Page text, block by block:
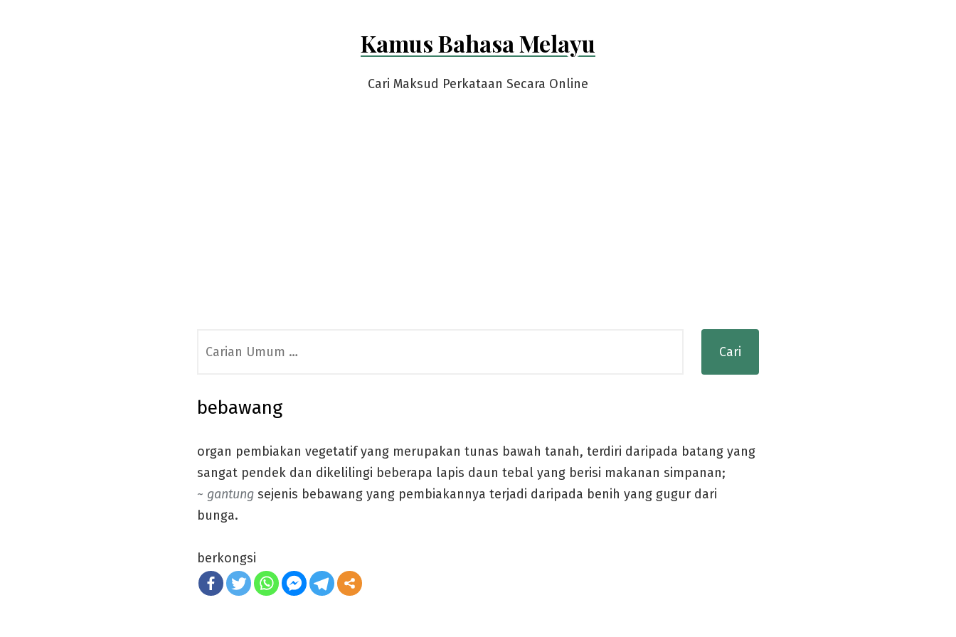
Kamus Bahasa Melayu
Cari Maksud Perkataan Secara Online
for:
bebawang
organ pembiakan vegetatif yang merupakan tunas bawah tanah, terdiri daripada batang yang
sangat pendek dan dikelilingi beberapa lapis daun tebal yang berisi makanan simpanan;
~ gantung sejenis bebawang yang pembiakannya terjadi daripada benih yang gugur dari
bunga.
berkongsi